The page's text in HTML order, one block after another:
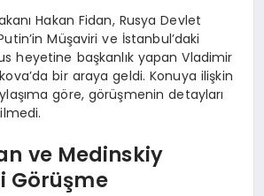
Hakan Fidan, Rusya Devlet
Müşaviri ve İstanbul’daki
heyetine başkanlık yapan Vladimir
bir araya geldi. Konuya ilişkin
göre, görüşmenin detayları
ve Medinskiy
Görüşme